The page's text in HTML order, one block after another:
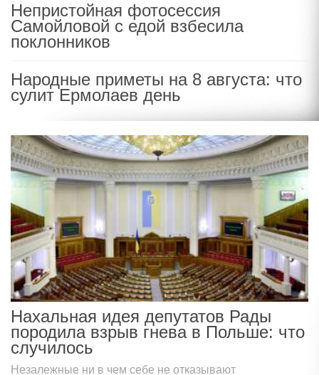
Непристойная фотосессия
Самойловой с едой взбесила
поклонников
Народные приметы на 8 августа: что
сулит Ермолаев день
Нахальная идея депутатов Рады
породила взрыв гнева в Польше: что
случилось
Незалежные ни в чем себе не отказывают